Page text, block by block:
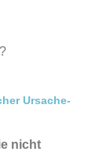
Ursache-
nicht